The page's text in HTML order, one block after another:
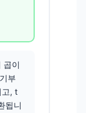
곱이
부
고, t
됩니